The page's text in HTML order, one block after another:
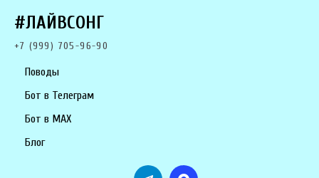
#ЛАЙВСОНГ
+7 (999) 705-96-90
Поводы
Бот в Телеграм
Бот в MAX
Блог